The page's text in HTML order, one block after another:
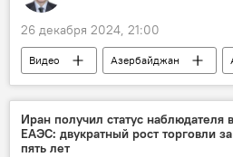
26 декабря 2024, 21:00
Видео Азербайджан
Южный Кавказ
Политика
Иран получил статус наблюдателя в
ЕАЭС: двукратный рост торговли за
пять лет